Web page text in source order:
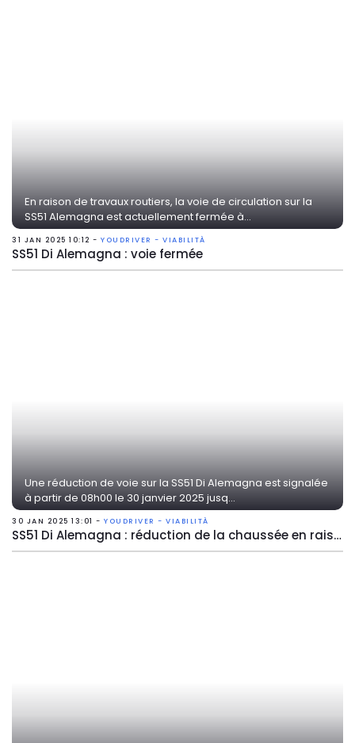
En raison de travaux routiers, la voie de circulation sur la
SS51 Alemagna est actuellement fermée à...
31 JAN 2025 10:12 - YOUDRIVER - VIABILITÀ
SS51 Di Alemagna : voie fermée
Une réduction de voie sur la SS51 Di Alemagna est signalée
à partir de 08h00 le 30 janvier 2025 jusq...
30 JAN 2025 13:01 - YOUDRIVER - VIABILITÀ
SS51 Di Alemagna : réduction de la chaussée en raison de travaux